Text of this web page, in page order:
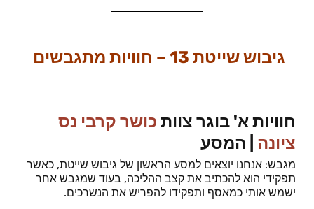
גיבוש שייטת 13 – חוויות מתגבשים
חוויות א' בוגר צוות כושר קרבי נס
ציונה | המסע
מגבש: אנחנו יוצאים למסע הראשון של גיבוש שייטת, כאשר
תפקידי הוא להכתיב את קצב ההליכה, בעוד שמגבש אחר
ישמש אותי כמאסף ותפקידו להפריש את הנשרכים.